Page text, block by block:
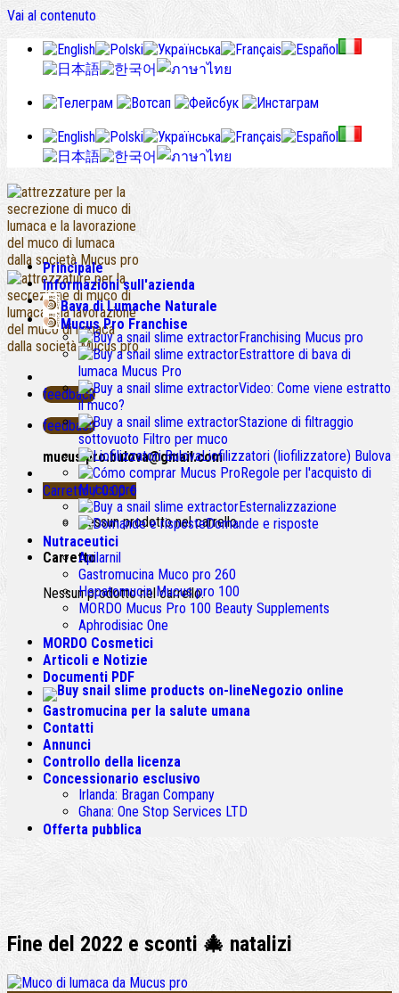
Vai al contenuto
feedback
feedback
mucus.pro.bulova@gmail.com
Carretto /0.00€
Nessun prodotto nel carrello.
Carretto
Nessun prodotto nel carrello.
Principale
Informazioni sull'azienda
Bava di Lumache Naturale
Mucus Pro Franchise
Franchising Mucus pro
Estrattore di bava di
lumaca Mucus Pro
Video: Come viene estratto
il muco?
Stazione di filtraggio
sottovuoto Filtro per muco
Liofilizzatori (liofilizzatore) Bulova
Regole per l'acquisto di
Mucus pro
Esternalizzazione
Domande e risposte
Nutraceutici
Apilarnil
Gastromucina Muco pro 260
Hepatomucin Mucus pro 100
MORDO Mucus Pro 100 Beauty Supplements
Aphrodisiac One
MORDO Cosmetici
Articoli e Notizie
Documenti PDF
Negozio online
Gastromucina per la salute umana
Contatti
Annunci
Controllo della licenza
Concessionario esclusivo
Irlanda: Bragan Company
Ghana: One Stop Services LTD
Offerta pubblica
Fine del 2022 e sconti 🎄 natalizi